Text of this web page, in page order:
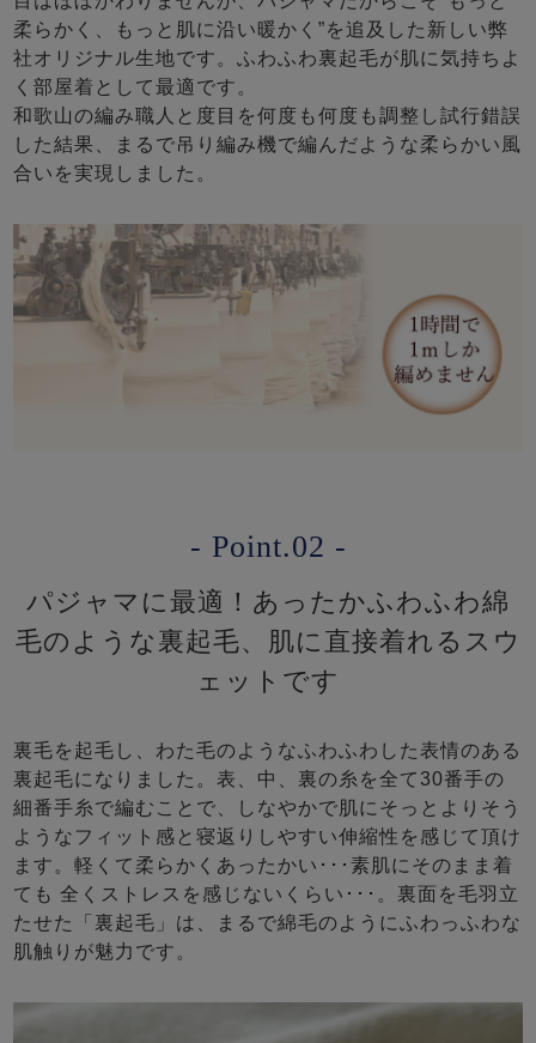
柔らかく、もっと肌に沿い暖かく”を追及した新しい弊
社オリジナル生地です。ふわふわ裏起毛が肌に気持ちよ
く部屋着として最適です。
和歌山の編み職人と度目を何度も何度も調整し試行錯誤
した結果、まるで吊り編み機で編んだような柔らかい風
合いを実現しました。
- Point.02 -
パジャマに最適！あったかふわふわ綿
毛のような裏起毛、肌に直接着れるスウ
ェットです
裏毛を起毛し、わた毛のようなふわふわした表情のある
裏起毛になりました。表、中、裏の糸を全て30番手の
細番手糸で編むことで、しなやかで肌にそっとよりそう
ようなフィット感と寝返りしやすい伸縮性を感じて頂け
ます。軽くて柔らかくあったかい･･･素肌にそのまま着
ても 全くストレスを感じないくらい･･･。裏面を毛羽立
たせた「裏起毛」は、まるで綿毛のようにふわっふわな
肌触りが魅力です。